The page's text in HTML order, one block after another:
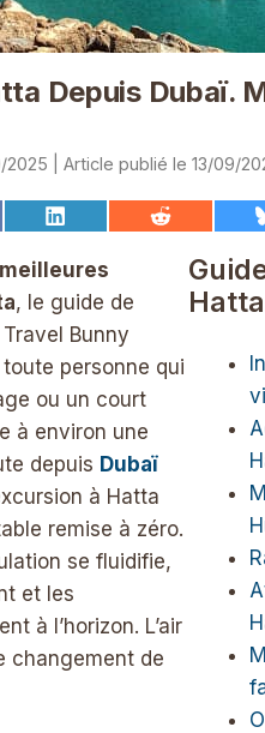
Depuis Dubaï.
2025 13/09/
Share Share
Reddit
meilleures
, le guide de
Bunny
personne qui
ou un court
à environ une
depuis Dubaï
à Hatta
remise à zéro.
se fluidifie,
et les
à l’horizon. L’air
changement de
Hatta